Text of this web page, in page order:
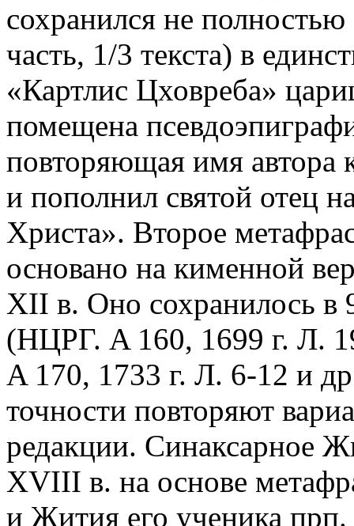
сохранился не
часть, 1/3 текста) в
«Картлис Цховреба»
помещена
повторяющая имя
и пополнил святой отец
Христа». Второе
основано на кименной
XII в. Оно сохранилось
(НЦРГ. A 160, 1699 г. Л.
A 170, 1733 г. Л. 6-12 и
точности повторяют
редакции. Синаксарное
XVIII в. на основе
и Жития его ученика